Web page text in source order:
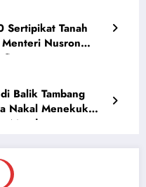
Sertipikat Tanah
Nusron
Balik Tambang
Nakal Menekuk
Aturan dan Negara Enggan Mendengar